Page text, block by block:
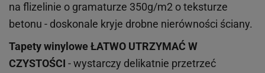
na flizelinie o gramaturze 350g/m2 o teksturze
betonu - doskonale kryje drobne nierówności ściany.
Tapety winyloweŁATWO UTRZYMAĆ W
CZYSTOŚCI - wystarczy delikatnie przetrzeć